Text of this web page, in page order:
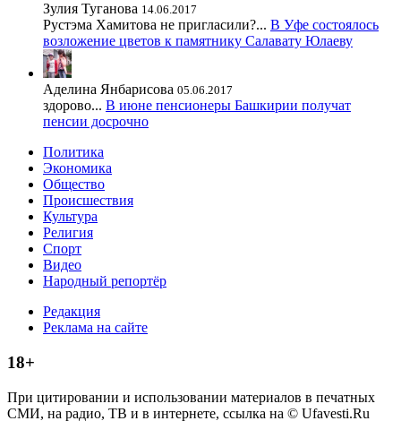
Зулия Туганова 14.06.2017
Рустэма Хамитова не пригласили?... В Уфе состоялось
возложение цветов к памятнику Салавату Юлаеву
Аделина Янбарисова 05.06.2017
здорово... В июне пенсионеры Башкирии получат
пенсии досрочно
Политика
Экономика
Общество
Происшествия
Культура
Религия
Спорт
Видео
Народный репортёр
Редакция
Реклама на сайте
18+
При цитировании и использовании материалов в печатных
СМИ, на радио, ТВ и в интернете, ссылка на © Ufavesti.Ru